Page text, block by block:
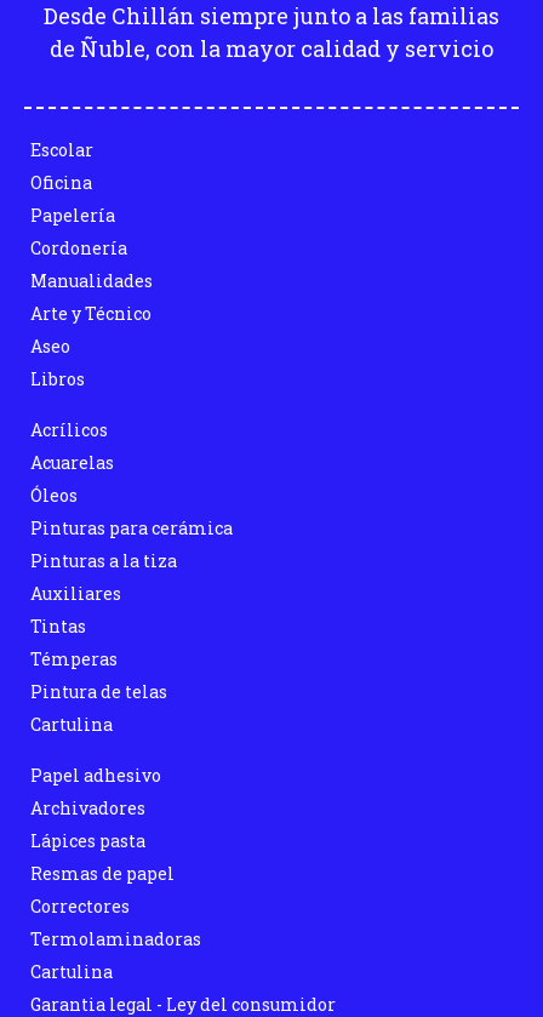
Desde Chillán siempre junto a las familias
de Ñuble, con la mayor calidad y servicio
Escolar
Oficina
Papelería
Cordonería
Manualidades
Arte y Técnico
Aseo
Libros
Acrílicos
Acuarelas
Óleos
Pinturas para cerámica
Pinturas a la tiza
Auxiliares
Tintas
Témperas
Pintura de telas
Cartulina
Papel adhesivo
Archivadores
Lápices pasta
Resmas de papel
Correctores
Termolaminadoras
Cartulina
Garantia legal - Ley del consumidor